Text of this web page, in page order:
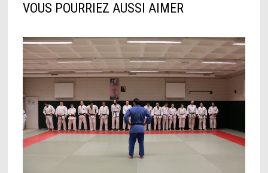
VOUS POURRIEZ AUSSI AIMER